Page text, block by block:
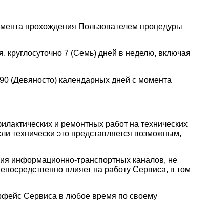
прохождения Пользователем процедуры
круглосуточно 7 (Семь) дней в неделю, включая
(Девяносто) календарных дней с момента
и ремонтных работ на технических
технически это представляется возможным,
информационно-транспортных каналов, не
влияет на работу Сервиса, в том
Сервиса в любое время по своему